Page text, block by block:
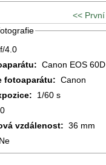
<< První
f/4.0
Canon EOS 60D
fotoaparátu: Canon
1/60 s
vzdálenost: 36 mm
Ne